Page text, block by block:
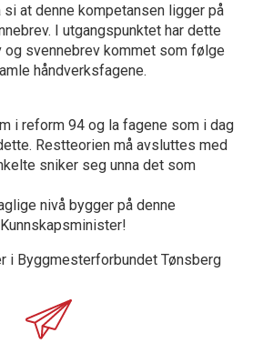
at denne kompetansen ligger på
I utgangspunktet har dette
svennebrev kommet som følge
håndverksfagene.
i reform 94 og la fagene som i dag
Restteorien må avsluttes med
sniker seg unna det som
nivå bygger på denne
i Byggmesterforbundet Tønsberg